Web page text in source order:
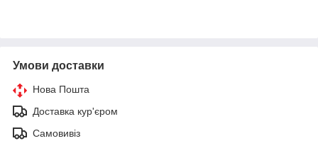
Умови доставки
Нова Пошта
Доставка кур'єром
Самовивіз